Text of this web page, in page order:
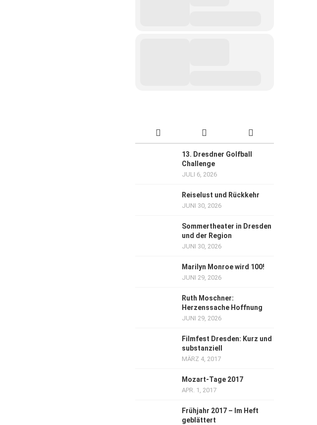
13. Dresdner Golfball
Challenge
JULI 6, 2026
Reiselust und Rückkehr
JUNI 30, 2026
Sommertheater in Dresden
und der Region
JUNI 30, 2026
Marilyn Monroe wird 100!
JUNI 29, 2026
Ruth Moschner:
Herzenssache Hoffnung
JUNI 29, 2026
Filmfest Dresden: Kurz und
substanziell
MÄRZ 4, 2017
Mozart-Tage 2017
APR. 1, 2017
Frühjahr 2017 – Im Heft
geblättert